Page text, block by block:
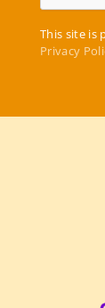
This site is
Privacy